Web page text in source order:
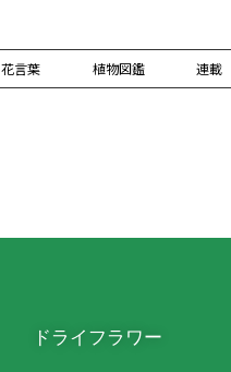
花言葉 植物図鑑 連載
ドライフラワー